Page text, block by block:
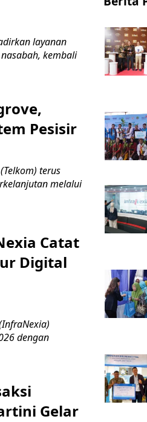
layanan
kembali
Pesisir
(Telkom) terus
melalui
Catat
Digital
dengan
Gelar